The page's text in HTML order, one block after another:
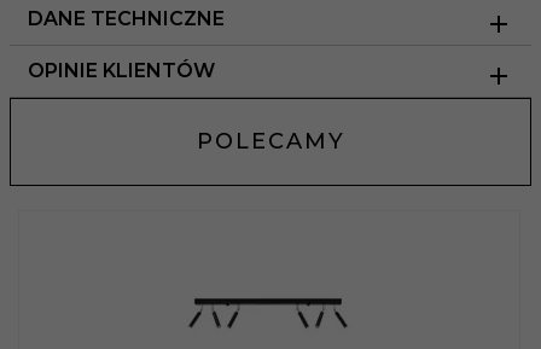
DANE TECHNICZNE
OPINIE KLIENTÓW
POLECAMY